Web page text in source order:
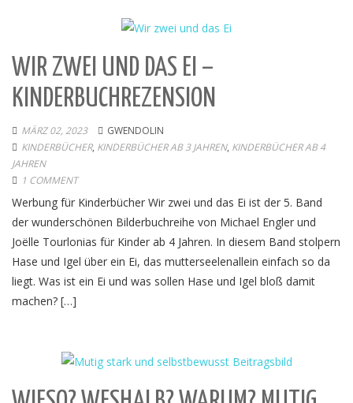
WIR ZWEI UND DAS EI –
KINDERBUCHREZENSION
MÄRZ 02, 2023
GWENDOLIN
KINDERBÜCHER, KINDERBÜCHER AB 3 JAHREN, KINDERBÜCHER AB 4
JAHREN
1 COMMENT
Werbung für Kinderbücher Wir zwei und das Ei ist der 5. Band
der wunderschönen Bilderbuchreihe von Michael Engler und
Joëlle Tourlonias für Kinder ab 4 Jahren. In diesem Band stolpern
Hase und Igel über ein Ei, das mutterseelenallein einfach so da
liegt. Was ist ein Ei und was sollen Hase und Igel bloß damit
machen? […]